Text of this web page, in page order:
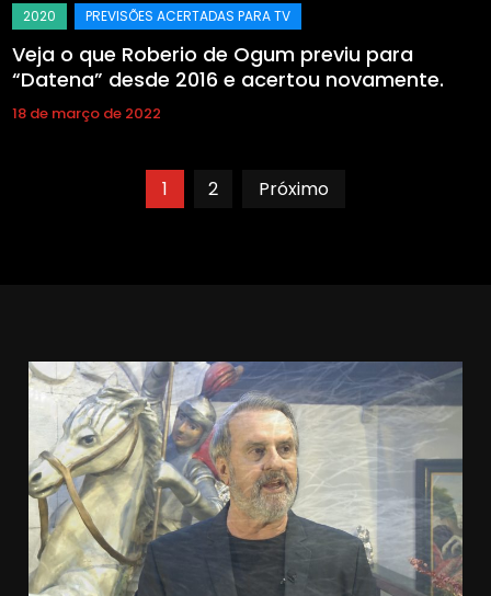
Veja o que Roberio de Ogum previu para
“Datena” desde 2016 e acertou novamente.
18 de março de 2022
Navegação
1 2 Próximo